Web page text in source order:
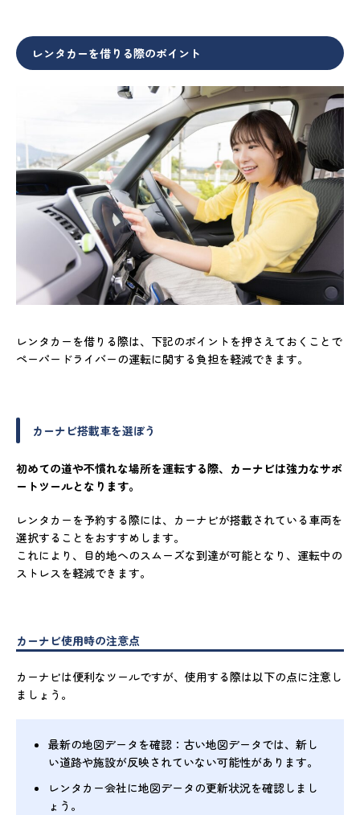
レンタカーを借りる際のポイント
レンタカーを借りる際は、下記のポイントを押さえておくことで
ペーパードライバーの運転に関する負担を軽減できます。
カーナビ搭載車を選ぼう
初めての道や不慣れな場所を運転する際、カーナビは強力なサポ
ートツールとなります。
レンタカーを予約する際には、カーナビが搭載されている車両を
選択することをおすすめします。
これにより、目的地へのスムーズな到達が可能となり、運転中の
ストレスを軽減できます。
カーナビ使用時の注意点
カーナビは便利なツールですが、使用する際は以下の点に注意し
ましょう。
最新の地図データを確認：古い地図データでは、新し
い道路や施設が反映されていない可能性があります。
レンタカー会社に地図データの更新状況を確認しまし
ょう。